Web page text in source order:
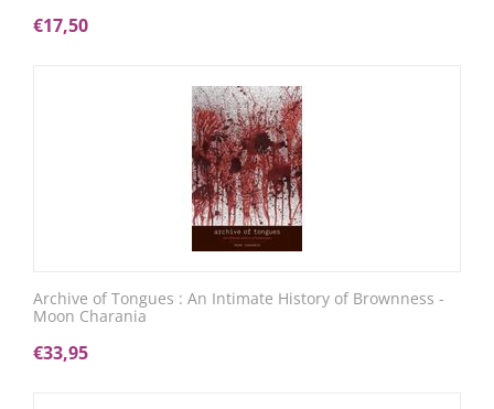
€17,50
Archive of Tongues : An Intimate History of Brownness -
Moon Charania
€33,95